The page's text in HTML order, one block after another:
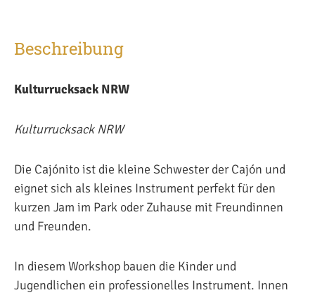
Beschreibung
Kulturrucksack NRW
Kulturrucksack NRW
Die Cajónito ist die kleine Schwester der Cajón und
eignet sich als kleines Instrument perfekt für den
kurzen Jam im Park oder Zuhause mit Freundinnen
und Freunden.
In diesem Workshop bauen die Kinder und
Jugendlichen ein professionelles Instrument. Innen